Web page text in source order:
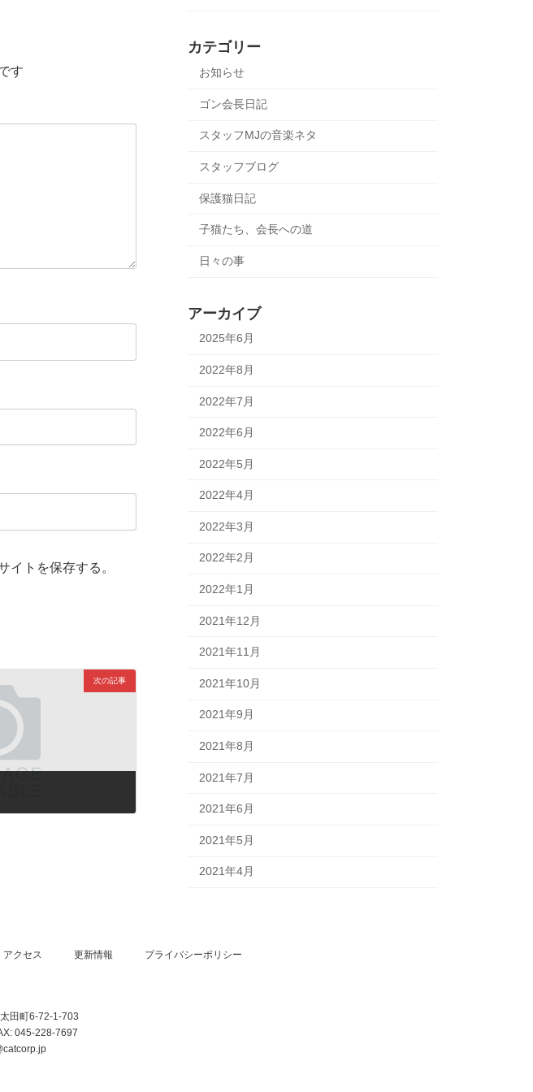
す
イトを保存する。
次の記事
カテゴリー
お知らせ
ゴン会長日記
スタッフMJの音楽ネタ
スタッフブログ
保護猫日記
子猫たち、会長への道
日々の事
アーカイブ
2025年6月
2022年8月
2022年7月
2022年6月
2022年5月
2022年4月
2022年3月
2022年2月
2022年1月
2021年12月
2021年11月
2021年10月
2021年9月
2021年8月
2021年7月
2021年6月
2021年5月
2021年4月
アクセス 更新情報 プライバシーポリシー
田町6-72-1-703
045-228-7697